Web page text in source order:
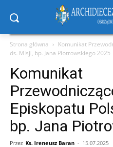
Strona główna
Komunikat
ds. Misji, bp. Jana Piotrowskiego 2025
Komunikat
Episkopatu
bp. Jana
Przez Ks. Ireneusz Baran - 15.07.2025